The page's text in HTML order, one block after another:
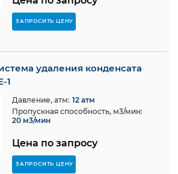
ЗАПРОСИТЬ ЦЕНУ
удаления конденсата
1
Цена по запросу
ЗАПРОСИТЬ ЦЕНУ
Давление, атм: 12 атм
Пропускная способность, м3/мин:
20 м3/мин